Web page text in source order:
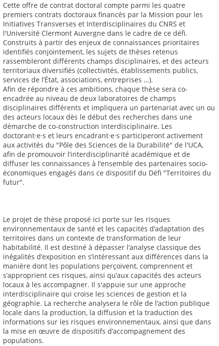
Cette offre de contrat doctoral compte parmi les quatre
premiers contrats doctoraux financés par la Mission pour les
Initiatives Transverses et Interdisciplinaires du CNRS et
l'Université Clermont Auvergne dans le cadre de ce défi.
Construits à partir des enjeux de connaissances prioritaires
identifiés conjointement, les sujets de thèses retenus
rassembleront différents champs disciplinaires, et des acteurs
territoriaux diversifiés (collectivités, établissements publics,
services de l’État, associations, entreprises …).
Afin de répondre à ces ambitions, chaque thèse sera co-
encadrée au niveau de deux laboratoires de champs
disciplinaires différents et impliquera un partenariat avec un ou
des acteurs locaux dès le début des recherches dans une
démarche de co-construction interdisciplinaire. Les
doctorant·e·s et leurs encadrant·e·s participeront activement
aux activités du "Pôle des Sciences de la Durabilité" de l'UCA,
afin de promouvoir l’interdisciplinarité académique et de
diffuser les connaissances à l’ensemble des partenaires socio-
économiques engagés dans ce dispositif du Défi "Territoires du
futur".
Le projet de thèse proposé ici porte sur les risques
environnementaux de santé et les capacités d’adaptation des
territoires dans un contexte de transformation de leur
habitabilité. Il est destiné à dépasser l’analyse classique des
inégalités d’exposition en s’intéressant aux différences dans la
manière dont les populations perçoivent, comprennent et
s’approprient ces risques, ainsi qu’aux capacités des acteurs
locaux à les accompagner. Il s'appuie sur une approche
interdisciplinaire qui croise les sciences de gestion et la
géographie. La recherche analysera le rôle de l’action publique
locale dans la production, la diffusion et la traduction des
informations sur les risques environnementaux, ainsi que dans
la mise en œuvre de dispositifs d’accompagnement des
populations.